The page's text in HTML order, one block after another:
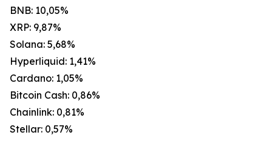
BNB: 10,05%
XRP: 9,87%
Solana: 5,68%
Hyperliquid: 1,41%
Cardano: 1,05%
Bitcoin Cash: 0,86%
Chainlink: 0,81%
Stellar: 0,57%